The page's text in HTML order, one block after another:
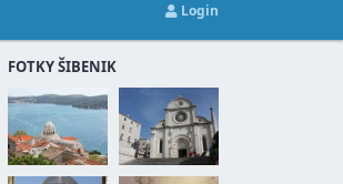
Login
FOTKY ŠIBENIK